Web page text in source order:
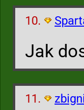
10.
Jak
11.